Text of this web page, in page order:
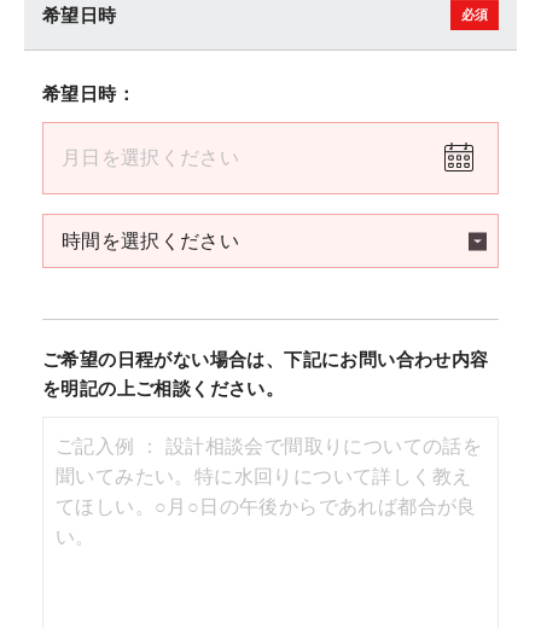
希望日時
希望日時：
ご希望の日程がない場合は、下記にお問い合わせ内容
を明記の上ご相談ください。